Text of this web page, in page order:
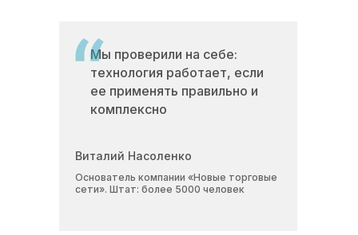
Мы проверили на себе:
технология работает, если
ее применять правильно и
комплексно
Виталий Насоленко
Основатель компании «Новые торговые
сети». Штат: более 5000 человек